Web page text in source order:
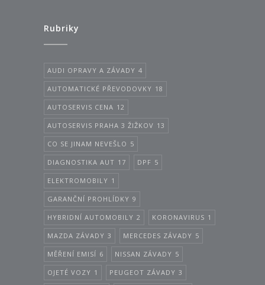
Rubriky
AUDI OPRAVY A ZÁVADY 4
AUTOMATICKÉ PŘEVODOVKY 18
AUTOSERVIS CENA 12
AUTOSERVIS PRAHA 3 ŽIŽKOV 13
CO SE JINAM NEVEŠLO 5
DIAGNOSTIKA AUT 17 DPF 5
ELEKTROMOBILY 1
GARANČNÍ PROHLÍDKY 9
HYBRIDNÍ AUTOMOBILY 2 KORONAVIRUS 1
MAZDA ZÁVADY 3 MERCEDES ZÁVADY 5
MĚŘENÍ EMISÍ 6 NISSAN ZÁVADY 5
OJETÉ VOZY 1 PEUGEOT ZÁVADY 3